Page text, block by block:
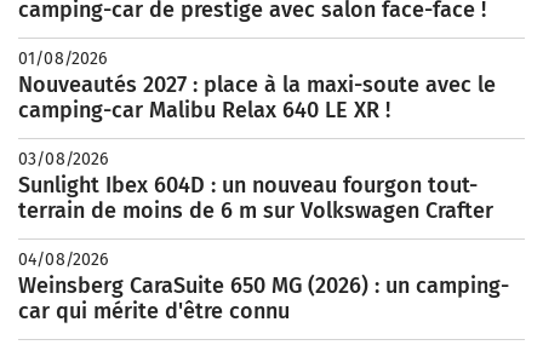
camping-car de prestige avec salon face-face !
01/08/2026
Nouveautés 2027 : place à la maxi-soute avec le
camping-car Malibu Relax 640 LE XR !
03/08/2026
Sunlight Ibex 604D : un nouveau fourgon tout-
terrain de moins de 6 m sur Volkswagen Crafter
04/08/2026
Weinsberg CaraSuite 650 MG (2026) : un camping-
car qui mérite d'être connu